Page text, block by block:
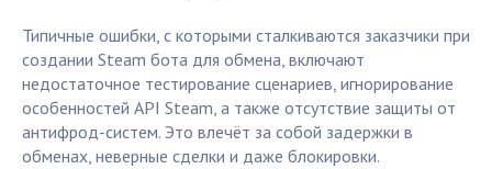
Типичные ошибки, с которыми сталкиваются заказчики при
создании Steam бота для обмена, включают
недостаточное тестирование сценариев, игнорирование
особенностей API Steam, а также отсутствие защиты от
антифрод-систем. Это влечёт за собой задержки в
обменах, неверные сделки и даже блокировки.